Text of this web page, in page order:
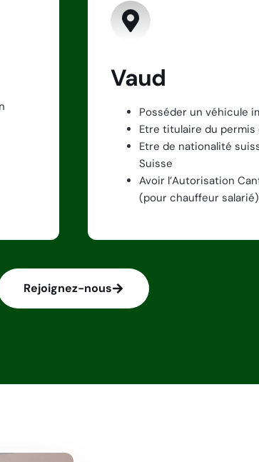
Vaud
Posséder un véhicule
Etre titulaire du permis
Etre de nationalité
Suisse
Avoir l’Autorisation
(pour chauffeur salarié)
Rejoignez-nous